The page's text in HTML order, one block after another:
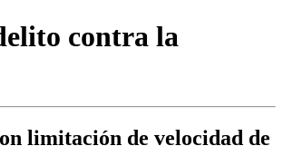
contra la
limitación de velocidad de